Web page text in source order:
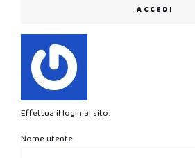
ACCEDI
Effettua il login al sito.
Nome utente